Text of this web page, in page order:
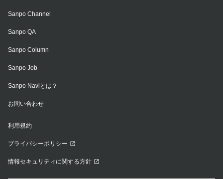
Sanpo Channel
Sanpo QA
Sanpo Column
Sanpo Job
Sanpo Naviとは？
お問い合わせ
利用規約
プライバシーポリシー
情報セキュリティに関する方針